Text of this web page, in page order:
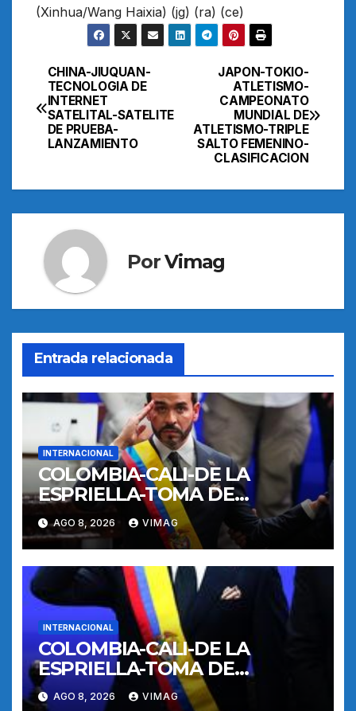
(Xinhua/Wang Haixia) (jg) (ra) (ce)
Navegación
de
entradas
JAPON-TOKIO-
ATLETISMO-
CAMPEONATO
MUNDIAL DE
ATLETISMO-TRIPLE
SALTO FEMENINO-
CLASIFICACION
CHINA-JIUQUAN-
TECNOLOGIA DE
INTERNET
SATELITAL-SATELITE
DE PRUEBA-
LANZAMIENTO
PorVimag
Entrada relacionada
INTERNACIONAL
COLOMBIA-CALI-DE LA
ESPRIELLA-TOMA DE
POSESION
AGO 8, 2026 VIMAG
INTERNACIONAL
COLOMBIA-CALI-DE LA
ESPRIELLA-TOMA DE
POSESION
AGO 8, 2026 VIMAG